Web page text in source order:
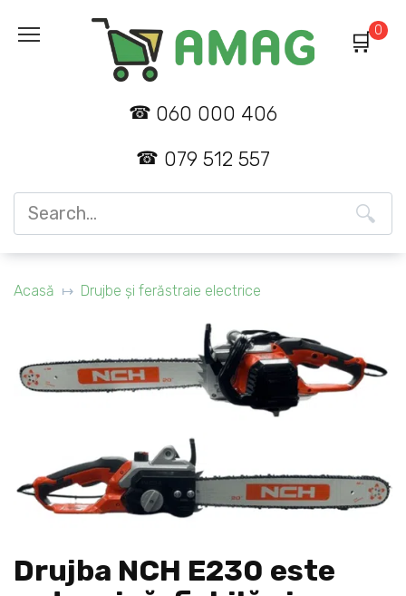
060 000 406
079 512 557
0
Search
for:
Acasă Drujbe și ferăstraie electrice
Drujba NCH E230 este